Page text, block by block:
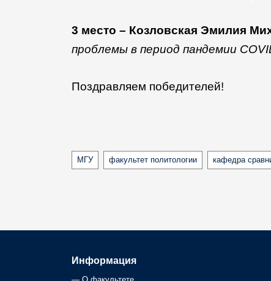
3 место – Козловская Эмилия
проблемы в период пандемии
Поздравляем победителей!
Tags
МГУ факультет политологии кафедра
Информация